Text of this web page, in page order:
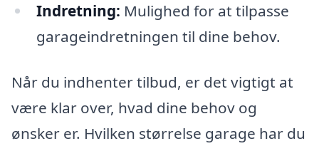
Indretning: Mulighed for at tilpasse
garageindretningen til dine behov.
Når du indhenter tilbud, er det vigtigt at
være klar over, hvad dine behov og
ønsker er. Hvilken størrelse garage har du